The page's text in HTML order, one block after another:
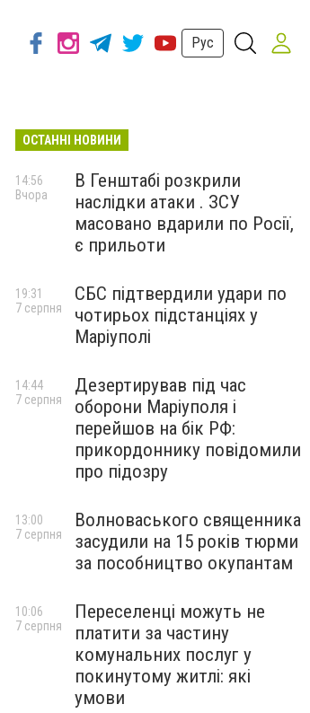
Рус
ОСТАННІ НОВИНИ
В Генштабі розкрили
наслідки атаки . ЗСУ
масовано вдарили по Росії,
є прильоти
14:56
Вчора
СБС підтвердили удари по
чотирьох підстанціях у
Маріуполі
19:31
7 серпня
Дезертирував під час
оборони Маріуполя і
перейшов на бік РФ:
прикордоннику повідомили
про підозру
14:44
7 серпня
Волноваського священника
засудили на 15 років тюрми
за пособництво окупантам
13:00
7 серпня
Переселенці можуть не
платити за частину
комунальних послуг у
покинутому житлі: які
умови
10:06
7 серпня